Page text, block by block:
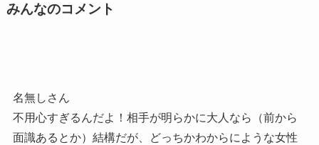
みんなのコメント
名無しさん
不用心すぎるんだよ！相手が明らかに大人なら（前から
面識あるとか）結構だが、どっちかわからにような女性